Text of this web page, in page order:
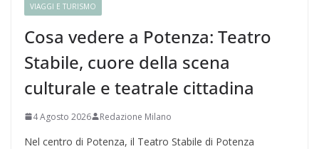
VIAGGI E TURISMO
Cosa vedere a Potenza: Teatro
Stabile, cuore della scena
culturale e teatrale cittadina
4 Agosto 2026 Redazione Milano
Nel centro di Potenza, il Teatro Stabile di Potenza